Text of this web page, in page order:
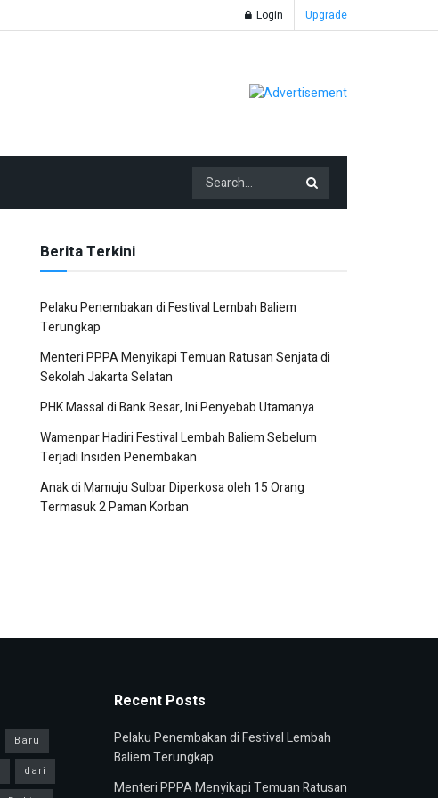
Login Upgrade
Berita Terkini
Pelaku Penembakan di Festival Lembah Baliem
Terungkap
Menteri PPPA Menyikapi Temuan Ratusan Senjata di
Sekolah Jakarta Selatan
PHK Massal di Bank Besar, Ini Penyebab Utamanya
Wamenpar Hadiri Festival Lembah Baliem Sebelum
Terjadi Insiden Penembakan
Anak di Mamuju Sulbar Diperkosa oleh 15 Orang
Termasuk 2 Paman Korban
Baru
dari
Recent Posts
Pelaku Penembakan di Festival Lembah
Baliem Terungkap
Menteri PPPA Menyikapi Temuan Ratusan